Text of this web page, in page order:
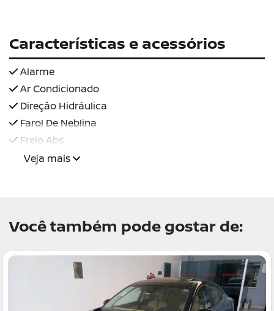
Características e acessórios
Alarme
Ar Condicionado
Direção Hidráulica
Farol De Neblina
Freio Abs
Veja mais
Você também pode gostar de: